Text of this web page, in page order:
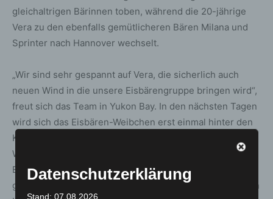
gleichaltrigen Bärinnen toben, während die 20-jährige
Vera zu den ebenfalls gemütlicheren Bären Milana und
Sprinter nach Hannover wechselt.
„Wir sind sehr gespannt auf Vera, die sicherlich auch
neuen Wind in die unsere Eisbärengruppe bringen wird“,
freut sich das Team in Yukon Bay. In den nächsten Tagen
wird sich das Eisbären-Weibchen erst einmal hinter den
Kulissen einleben, bevor sie die Meeresbucht mit
Wellengang in der kanadischen Themenwelt des
Erlebnis-Zoo kennenlernt. „Wir planen, die Tiere mal
gemeinsam, mal einzeln zu halten“, erklärt Kurator Fabian
Datenschutzerklärung
Stand: 07.08.2026